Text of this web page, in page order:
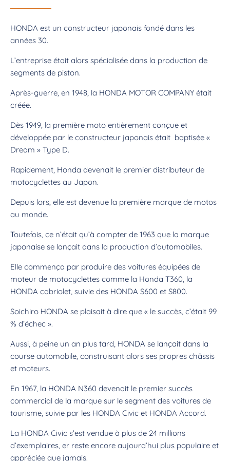
HONDA est un constructeur japonais fondé dans les
années 30.
L’entreprise était alors spécialisée dans la production de
segments de piston.
Après-guerre, en 1948, la HONDA MOTOR COMPANY était
créée.
Dès 1949, la première moto entièrement conçue et
développée par le constructeur japonais était baptisée «
Dream » Type D.
Rapidement, Honda devenait le premier distributeur de
motocyclettes au Japon.
Depuis lors, elle est devenue la première marque de motos
au monde.
Toutefois, ce n’était qu’à compter de 1963 que la marque
japonaise se lançait dans la production d’automobiles.
Elle commença par produire des voitures équipées de
moteur de motocyclettes comme la Honda T360, la
HONDA cabriolet, suivie des HONDA S600 et S800.
Soichiro HONDA se plaisait à dire que « le succès, c’était 99
% d’échec ».
Aussi, à peine un an plus tard, HONDA se lançait dans la
course automobile, construisant alors ses propres châssis
et moteurs.
En 1967, la HONDA N360 devenait le premier succès
commercial de la marque sur le segment des voitures de
tourisme, suivie par les HONDA Civic et HONDA Accord.
La HONDA Civic s’est vendue à plus de 24 millions
d’exemplaires, er reste encore aujourd’hui plus populaire et
appréciée que jamais.